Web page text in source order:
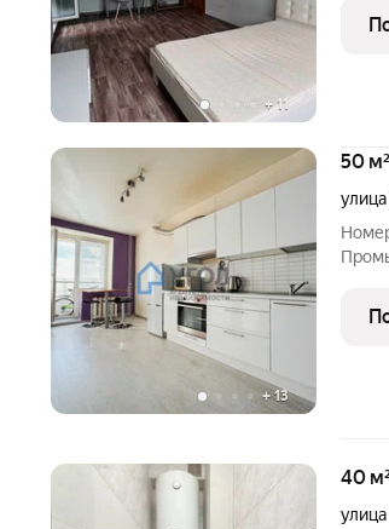
+11
+13
50
40